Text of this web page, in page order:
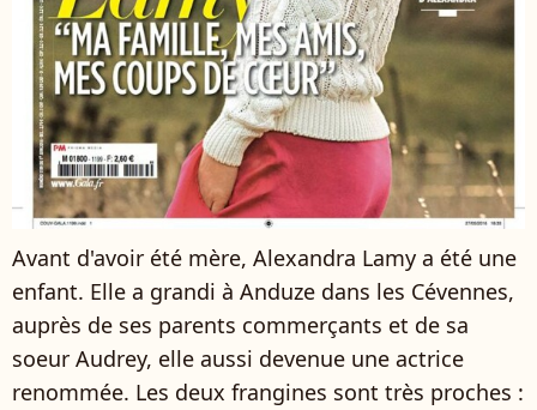
Avant d'avoir été mère, Alexandra Lamy a été une
enfant. Elle a grandi à Anduze dans les Cévennes,
auprès de ses parents commerçants et de sa
soeur Audrey, elle aussi devenue une actrice
renommée. Les deux frangines sont très proches :